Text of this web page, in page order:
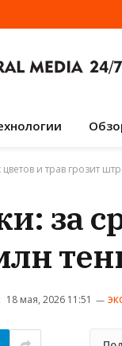
и трав грозит
за
18 мая, 2026 11:51